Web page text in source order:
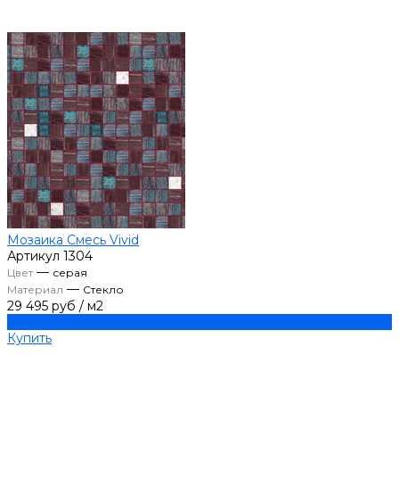
Мозаика Смесь Vivid
Артикул 1304
Цвет— серая
Материал — Стекло
29 495 руб / м2
Купить